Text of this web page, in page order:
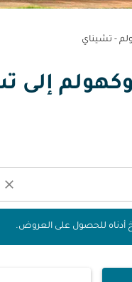
- تشيناي
إلى
close
أدناه للحصول على العروض.
أدناه للحصول على